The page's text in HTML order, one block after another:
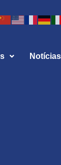
Notícias